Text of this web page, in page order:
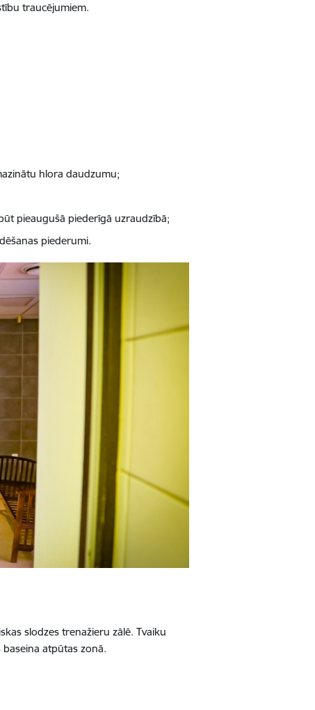
traucējumiem.
hlora daudzumu;
pieaugušā piederīgā uzraudzībā;
piederumi.
slodzes trenažieru zālē. Tvaiku
atpūtas zonā.